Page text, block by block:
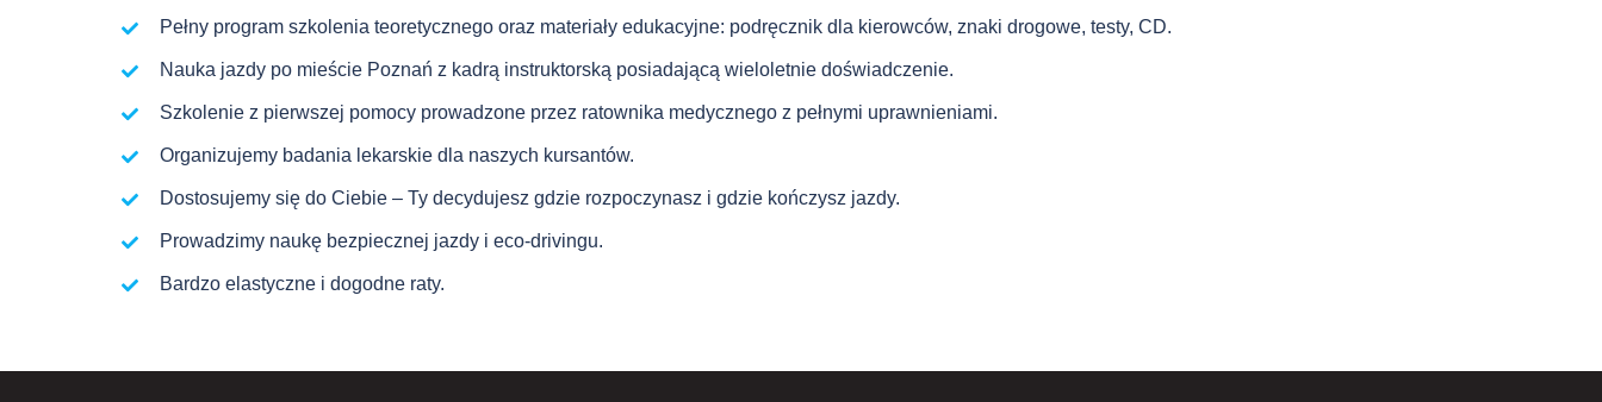
Pełny program szkolenia teoretycznego oraz materiały edukacyjne: podręcznik dla kierowców, znaki drogowe, testy, CD.
Nauka jazdy po mieście Poznań z kadrą instruktorską posiadającą wieloletnie doświadczenie.
Szkolenie z pierwszej pomocy prowadzone przez ratownika medycznego z pełnymi uprawnieniami.
Organizujemy badania lekarskie dla naszych kursantów.
Dostosujemy się do Ciebie – Ty decydujesz gdzie rozpoczynasz i gdzie kończysz jazdy.
Prowadzimy naukę bezpiecznej jazdy i eco-drivingu.
Bardzo elastyczne i dogodne raty.